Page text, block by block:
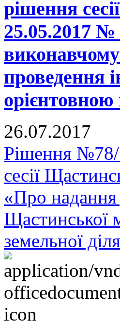
рішення
25.05.2017 №
проведення
26.07.2017
Рішення №78/
сесії
«Про надання
Щастинської
земельної